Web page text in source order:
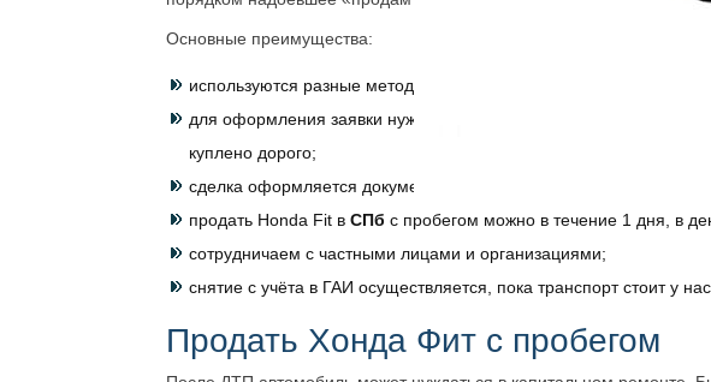
Основные преимущества:
используются разные методы оценивания – возможен выезд
для оформления заявки нужно заполнить форму на сайте либо
куплено дорого;
сделка оформляется документально;
продать Honda Fit в СПб с пробегом можно в течение 1 дня, в
сотрудничаем с частными лицами и организациями;
снятие с учёта в ГАИ осуществляется, пока транспорт стоит у
Продать Хонда Фит с пробегом